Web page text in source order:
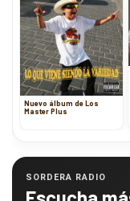
Nuevo álbum de Los
Master Plus
SORDERA RADIO